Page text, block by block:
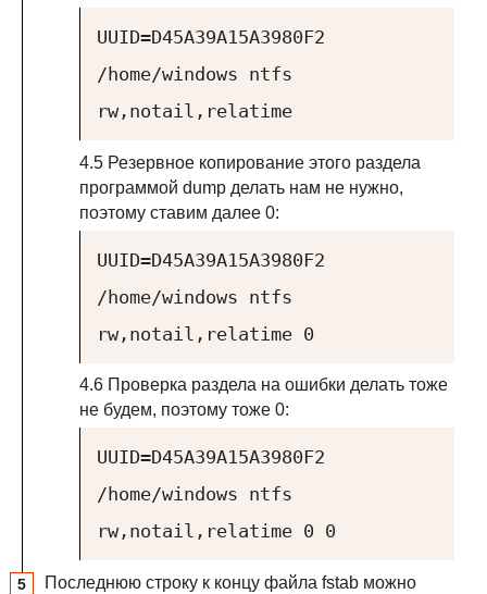
UUID=D45A39A15A3980F2
/home/windows ntfs
rw,notail,relatime
4.5 Резервное копирование этого раздела
программой dump делать нам не нужно,
поэтому ставим далее 0:
UUID=D45A39A15A3980F2
/home/windows ntfs
rw,notail,relatime 0
4.6 Проверка раздела на ошибки делать тоже
не будем, поэтому тоже 0:
UUID=D45A39A15A3980F2
/home/windows ntfs
rw,notail,relatime 0 0
Последнюю строку к концу файла fstab можно